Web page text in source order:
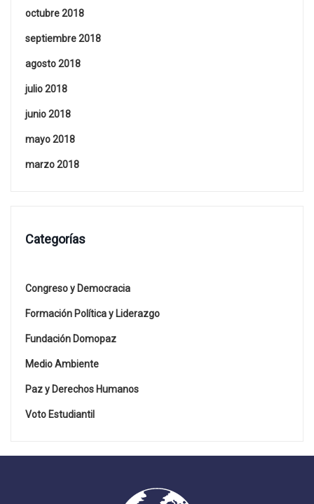
octubre 2018
septiembre 2018
agosto 2018
julio 2018
junio 2018
mayo 2018
marzo 2018
Categorías
Congreso y Democracia
Formación Política y Liderazgo
Fundación Domopaz
Medio Ambiente
Paz y Derechos Humanos
Voto Estudiantil